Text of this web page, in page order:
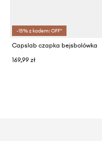
-15% z kodem: OFF*
Capslab czapka bejsbolówka
169,99 zł